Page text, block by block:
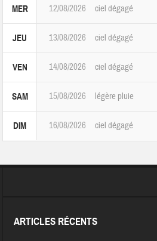
MER 12/08/2026 ciel dégagé
JEU 13/08/2026 ciel dégagé
VEN 14/08/2026 ciel dégagé
SAM 15/08/2026 légère pluie
DIM 16/08/2026 ciel dégagé
ARTICLES RÉCENTS